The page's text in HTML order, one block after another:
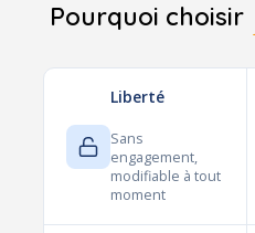
Pourquoi choisir
Liberté
Sans
engagement,
modifiable à tout
moment